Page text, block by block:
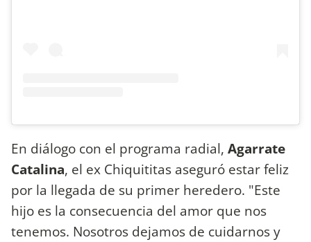
En diálogo con el programa radial, Agarrate
Catalina, el ex Chiquititas aseguró estar feliz
por la llegada de su primer heredero. "Este
hijo es la consecuencia del amor que nos
tenemos. Nosotros dejamos de cuidarnos y